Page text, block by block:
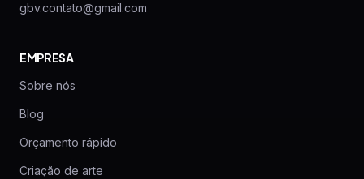
gbv.contato@gmail.com
EMPRESA
Sobre nós
Blog
Orçamento rápido
Criação de arte